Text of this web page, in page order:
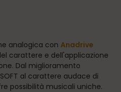
analogica con Anadrive
carattere e dell'applicazione
Dal miglioramento
al carattere audace di
possibilità musicali uniche.